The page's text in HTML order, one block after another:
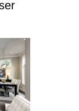
au
(72)
(72)